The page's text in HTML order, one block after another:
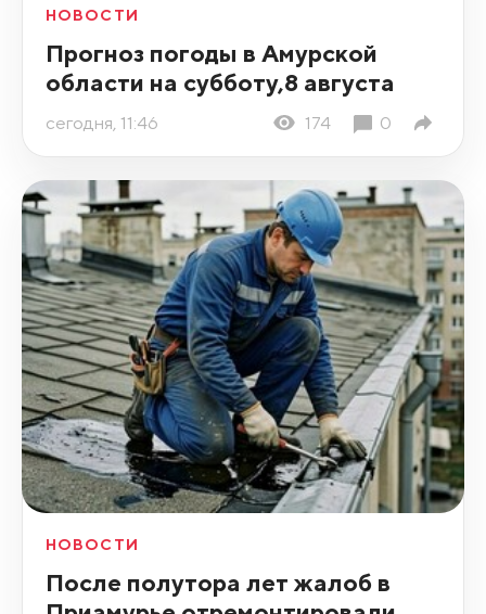
НОВОСТИ
Прогноз погоды в Амурской
области на субботу,8 августа
сегодня, 11:46 174 0
НОВОСТИ
После полутора лет жалоб в